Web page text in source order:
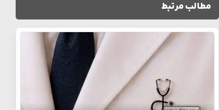
مطالب مرتبط